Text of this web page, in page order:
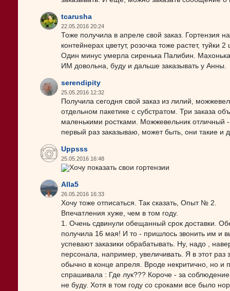
tcarusha
22.05.2016 20:24
Тоже получила в апреле свой заказ. Гортензия
контейнерах цветут, розочка тоже растет,
Один минус умерла сиренька Палибин.
ИМ довольна, буду и дальше заказывать у Анны.
serendipity
25.05.2016 12:32
Получила сегодня свой заказ из лилий,
отдельном пакетике с субстратом. Три заказа
маленькими ростками. Можжевельник отличный
первый раз заказываю, может быть, они такие и
Uppsss
25.05.2016 16:48
Хочу показать свои гортензии
Alla5
26.05.2016 16:33
Хочу тоже отписаться. Так сказать, Опыт № 2.
Впечатления хуже, чем в том году.
1. Очень сдвинули обещанный срок доставки.
получила 16 мая! И то - пришлось звонить им и
успевают заказики обрабатывать. Ну, надо ,
персонала, например, увеличивать. Я в этот
обычно в конце апреля. Вроде некритично, но и
спрашивала : Где лук??? Короче - за
не буду. Хотя в том году со сроками все было